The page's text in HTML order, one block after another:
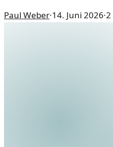
Paul Weber·14. Juni 2026·2